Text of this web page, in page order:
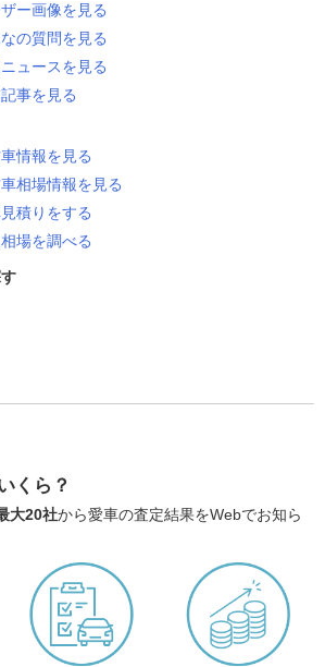
ー画像を見る
の質問を見る
ュースを見る
事を見る
情報を見る
相場情報を見る
積りをする
場を調べる
くら？
大20社から愛車の査定結果をWebでお知ら